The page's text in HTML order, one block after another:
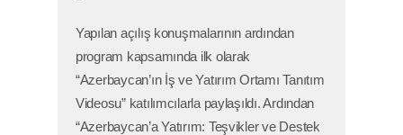
Yapılan açılış konuşmalarının ardından
program kapsamında ilk olarak
“Azerbaycan’ın İş ve Yatırım Ortamı Tanıtım
Videosu” katılımcılarla paylaşıldı. Ardından
“Azerbaycan’a Yatırım: Teşvikler ve Destek